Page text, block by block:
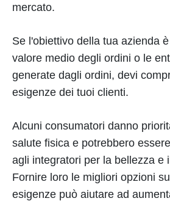
mercato.
Se l'obiettivo della tua azienda
valore medio degli ordini o le
generate dagli ordini, devi
esigenze dei tuoi clienti.
Alcuni consumatori danno
salute fisica e potrebbero
agli integratori per la bellezza e
Fornire loro le migliori opzioni
esigenze può aiutare ad